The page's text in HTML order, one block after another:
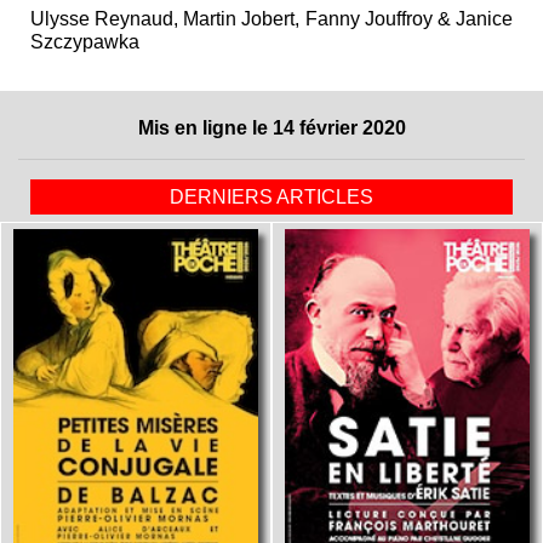
Ulysse Reynaud, Martin Jobert, Fanny Jouffroy & Janice
Szczypawka
Mis en ligne le 14 février 2020
DERNIERS ARTICLES